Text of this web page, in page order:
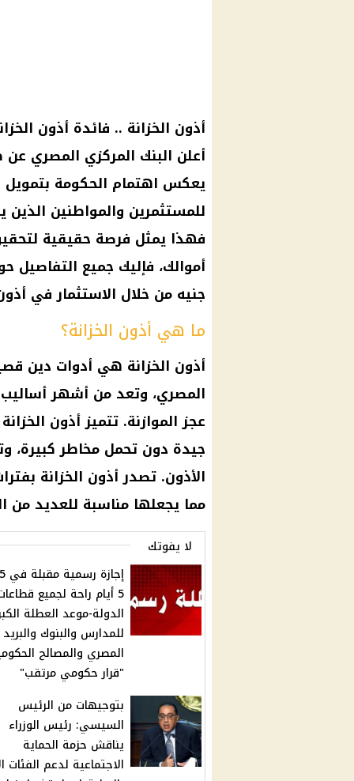
أذون الخزانة .. فائدة أذون
أعلن البنك المركزي المصري
يعكس اهتمام الحكومة بتمويل
فهذا يمثل فرصة حقيقية
جنيه من خلال الاستثمار في
ما هي أذون الخزانة؟
أذون الخزانة هي أدوات دين
المصري، وتعد من أشهر
عجز الموازنة. تتميز أذون
جيدة دون تحمل مخاطر كبيرة،
مما يجعلها مناسبة للعديد من
لا يفوتك
5 أيام راحة لجميع
الدولة-موعد العطلة
للمدارس والبنوك والبريد
المصري والمصالح
"قرار حكومي مرتقب"
بتوجيهات من الرئيس
السيسي: رئيس الوزراء
يناقش حزمة الحماية
الاجتماعية لدعم الفئات